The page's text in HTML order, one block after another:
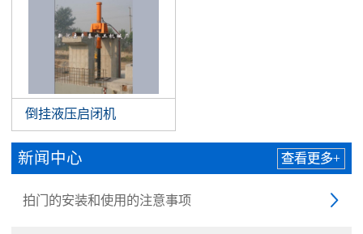
倒挂液压启闭机
新闻中心 查看更多+

拍门的安装和使用的注意事项